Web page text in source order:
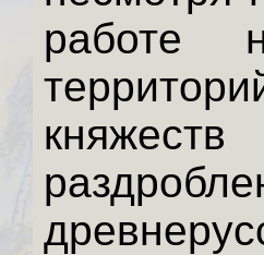
работе